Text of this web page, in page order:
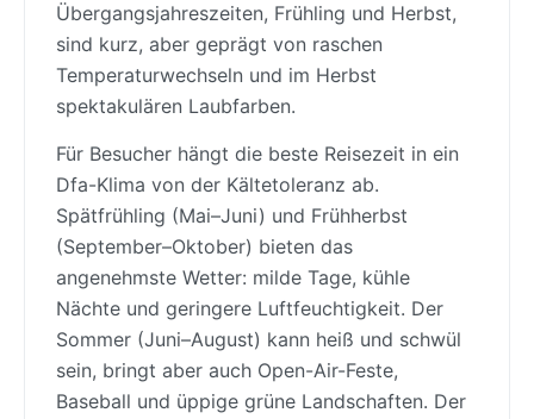
Übergangsjahreszeiten, Frühling und Herbst,
sind kurz, aber geprägt von raschen
Temperaturwechseln und im Herbst
spektakulären Laubfarben.
Für Besucher hängt die beste Reisezeit in ein
Dfa-Klima von der Kältetoleranz ab.
Spätfrühling (Mai–Juni) und Frühherbst
(September–Oktober) bieten das
angenehmste Wetter: milde Tage, kühle
Nächte und geringere Luftfeuchtigkeit. Der
Sommer (Juni–August) kann heiß und schwül
sein, bringt aber auch Open-Air-Feste,
Baseball und üppige grüne Landschaften. Der